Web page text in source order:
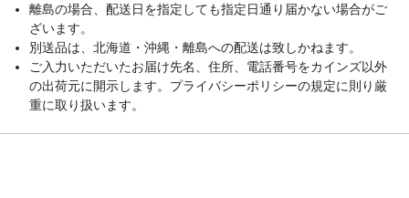
離島の場合、配送日を指定しても指定日通り届かない場合がご
ざいます。
別送品は、北海道・沖縄・離島への配送は致しかねます。
ご入力いただいたお届け先名、住所、電話番号をカインズ以外
の出荷元に開示します。プライバシーポリシーの規定に則り厳
重に取り扱います。